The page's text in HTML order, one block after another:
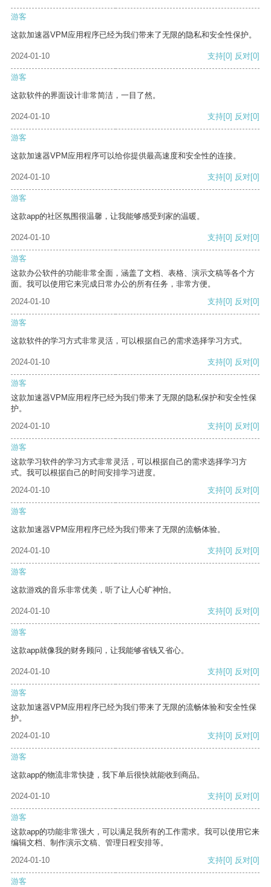
游客
这款加速器VPM应用程序已经为我们带来了无限的隐私和安全性保护。
2024-01-10 支持[0] 反对[0]
游客
这款软件的界面设计非常简洁，一目了然。
2024-01-10 支持[0] 反对[0]
游客
这款加速器VPM应用程序可以给你提供最高速度和安全性的连接。
2024-01-10 支持[0] 反对[0]
游客
这款app的社区氛围很温馨，让我能够感受到家的温暖。
2024-01-10 支持[0] 反对[0]
游客
这款办公软件的功能非常全面，涵盖了文档、表格、演示文稿等各个方
面。我可以使用它来完成日常办公的所有任务，非常方便。
2024-01-10
支持[0] 反对[0]
游客
这款软件的学习方式非常灵活，可以根据自己的需求选择学习方式。
2024-01-10 支持[0] 反对[0]
游客
这款加速器VPM应用程序已经为我们带来了无限的隐私保护和安全性保
护。
2024-01-10
支持[0] 反对[0]
游客
这款学习软件的学习方式非常灵活，可以根据自己的需求选择学习方
式。我可以根据自己的时间安排学习进度。
2024-01-10
支持[0] 反对[0]
游客
这款加速器VPM应用程序已经为我们带来了无限的流畅体验。
2024-01-10 支持[0] 反对[0]
游客
这款游戏的音乐非常优美，听了让人心旷神怡。
2024-01-10 支持[0] 反对[0]
游客
这款app就像我的财务顾问，让我能够省钱又省心。
2024-01-10 支持[0] 反对[0]
游客
这款加速器VPM应用程序已经为我们带来了无限的流畅体验和安全性保
护。
2024-01-10
支持[0] 反对[0]
游客
这款app的物流非常快捷，我下单后很快就能收到商品。
2024-01-10 支持[0] 反对[0]
游客
这款app的功能非常强大，可以满足我所有的工作需求。我可以使用它来
编辑文档、制作演示文稿、管理日程安排等。
2024-01-10
支持[0] 反对[0]
游客